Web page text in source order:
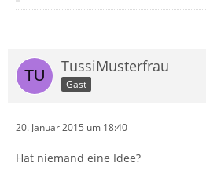
TussiMusterfrau
Gast
20. Januar 2015 um 18:40
Hat niemand eine Idee?